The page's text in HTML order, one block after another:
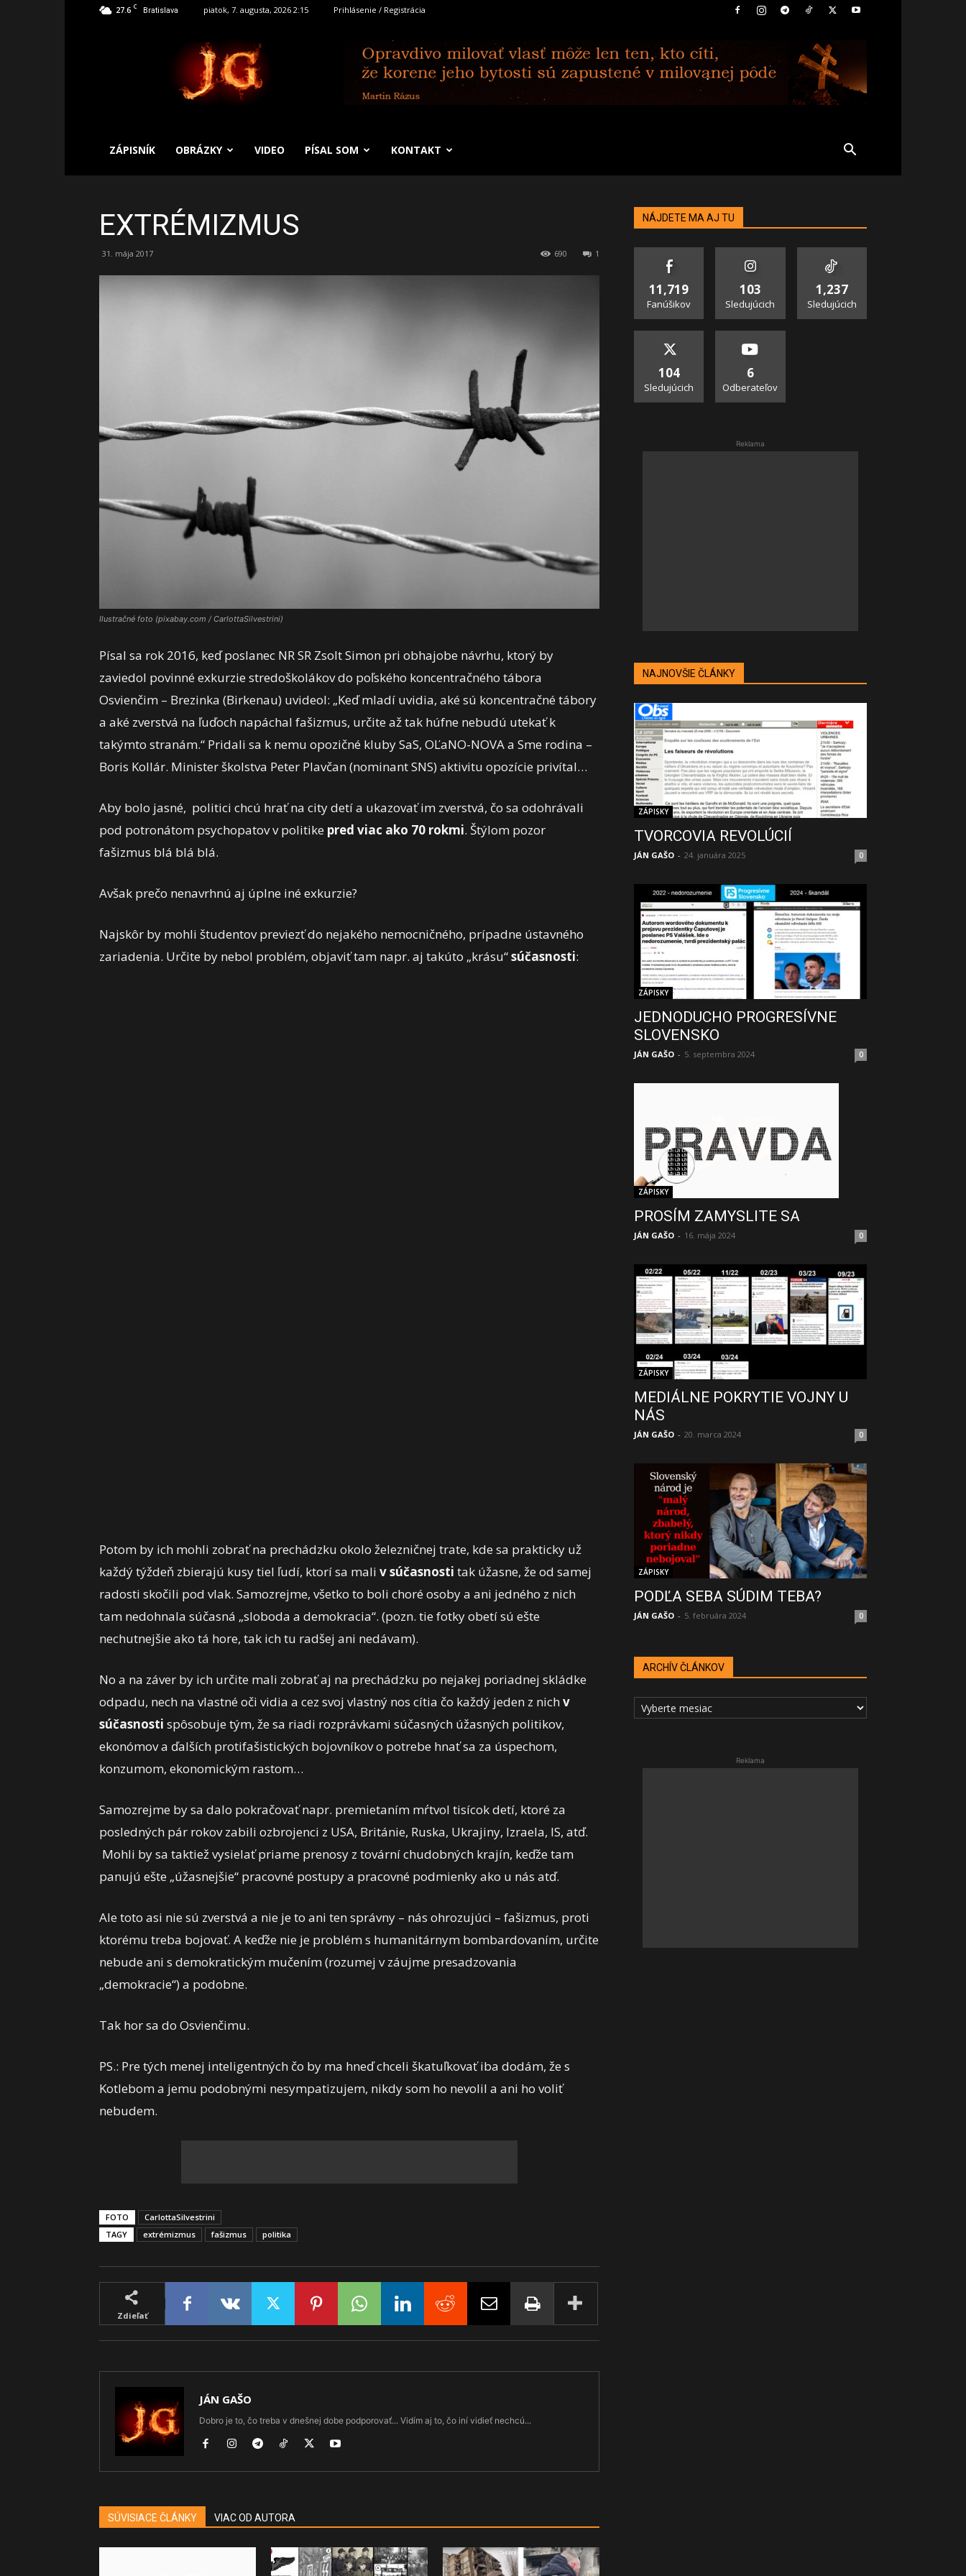
27.6 C Bratislava piatok, 7. augusta, 2026 2:15 Prihlásenie / Registrácia
SLOBODNÝ
ZÁPISNÍK OBRÁZKY VIDEO PÍSAL SOM KONTAKT
EXTRÉMIZMUS
31. mája 2017 1
690
Ilustračné foto (pixabay.com / CarlottaSilvestrini)
Písal sa rok 2016, keď poslanec NR SR Zsolt Simon pri obhajobe návrhu, ktorý by
zaviedol povinné exkurzie stredoškolákov do poľského koncentračného tábora
Osvienčim – Brezinka (Birkenau) uvideol: „Keď mladí uvidia, aké sú koncentračné tábory
a aké zverstvá na ľuďoch napáchal fašizmus, určite až tak húfne nebudú utekať k
takýmto stranám.“ Pridali sa k nemu opozičné kluby SaS, OĽaNO-NOVA a Sme rodina –
Boris Kollár. Minister školstva Peter Plavčan (nominant SNS) aktivitu opozície privítal…
Aby bolo jasné, politici chcú hrať na city detí a ukazovať im zverstvá, čo sa odohrávali
pod potronátom psychopatov v politike pred viac ako 70 rokmi. Štýlom pozor
fašizmus blá blá blá.
Avšak prečo nenavrhnú aj úplne iné exkurzie?
Najskôr by mohli študentov previezť do nejakého nemocničného, prípadne ústavného
zariadenia. Určite by nebol problém, objaviť tam napr. aj takúto „krásu“súčasnosti:
Potom by ich mohli zobrať na prechádzku okolo železničnej trate, kde sa prakticky už
každý týždeň zbierajú kusy tiel ľudí, ktorí sa mali v súčasnosti tak úžasne, že od samej
radosti skočili pod vlak. Samozrejme, všetko to boli choré osoby a ani jedného z nich
tam nedohnala súčasná „sloboda a demokracia“. (pozn. tie fotky obetí sú ešte
nechutnejšie ako tá hore, tak ich tu radšej ani nedávam).
No a na záver by ich určite mali zobrať aj na prechádzku po nejakej poriadnej skládke
odpadu, nech na vlastné oči vidia a cez svoj vlastný nos cítia čo každý jeden z nichv
súčasnosti spôsobuje tým, že sa riadi rozprávkami súčasných úžasných politikov,
ekonómov a ďalších protifašistických bojovníkov o potrebe hnať sa za úspechom,
konzumom, ekonomickým rastom…
Samozrejme by sa dalo pokračovať napr. premietaním mŕtvol tisícok detí, ktoré za
posledných pár rokov zabili ozbrojenci z USA, Británie, Ruska, Ukrajiny, Izraela, IS, atď.
Mohli by sa taktiež vysielať priame prenosy z tovární chudobných krajín, keďže tam
panujú ešte „úžasnejšie“ pracovné postupy a pracovné podmienky ako u nás atď.
Ale toto asi nie sú zverstvá a nie je to ani ten správny – nás ohrozujúci – fašizmus, proti
ktorému treba bojovať. A keďže nie je problém s humanitárnym bombardovaním, určite
nebude ani s demokratickým mučením (rozumej v záujme presadzovania
„demokracie“) a podobne.
Tak hor sa do Osvienčimu.
PS.: Pre tých menej inteligentných čo by ma hneď chceli škatuľkovať iba dodám, že s
Kotlebom a jemu podobnými nesympatizujem, nikdy som ho nevolil a ani ho voliť
nebudem.
FOTO
CarlottaSilvestrini
TAGY
extrémizmus fašizmus politika
Zdieľať
JÁN GAŠO
Dobro je to, čo treba v dnešnej dobe podporovať... Vidím aj to, čo iní vidieť nechcú...
SÚVISIACE ČLÁNKY VIAC OD AUTORA
NÁJDETE MA AJ TU
11,719
Fanúšikov
103
Sledujúcich
1,237
Sledujúcich
104
Sledujúcich
6
Odberateľov
Reklama
NAJNOVŠIE ČLÁNKY
ZÁPISKY
TVORCOVIA REVOLÚCIÍ
JÁN GAŠO - 24. januára 2025 0
ZÁPISKY
JEDNODUCHO PROGRESÍVNE
SLOVENSKO
JÁN GAŠO - 5. septembra 2024 0
ZÁPISKY
PROSÍM ZAMYSLITE SA
JÁN GAŠO - 16. mája 2024 0
ZÁPISKY
MEDIÁLNE POKRYTIE VOJNY U
NÁS
JÁN GAŠO - 20. marca 2024 0
ZÁPISKY
PODĽA SEBA SÚDIM TEBA?
JÁN GAŠO - 5. februára 2024 0
ARCHÍV ČLÁNKOV
ARCHÍV
ČLÁNKOV
Reklama